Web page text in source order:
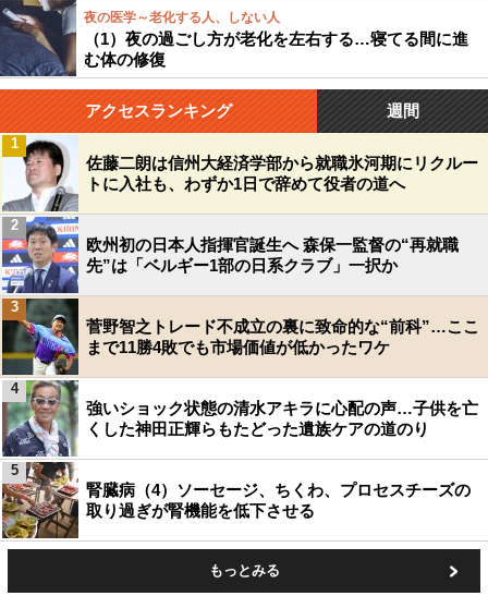
夜の医学～老化する人、しない人
（1）夜の過ごし方が老化を左右する…寝てる間に進
む体の修復
アクセスランキング 週間
佐藤二朗は信州大経済学部から就職氷河期にリクルー
トに入社も、わずか1日で辞めて役者の道へ
1
欧州初の日本人指揮官誕生へ 森保一監督の“再就職
先”は「ベルギー1部の日系クラブ」一択か
2
菅野智之トレード不成立の裏に致命的な“前科”…ここ
まで11勝4敗でも市場価値が低かったワケ
3
強いショック状態の清水アキラに心配の声…子供を亡
くした神田正輝らもたどった遺族ケアの道のり
4
腎臓病（4）ソーセージ、ちくわ、プロセスチーズの
取り過ぎが腎機能を低下させる
5
もっとみる